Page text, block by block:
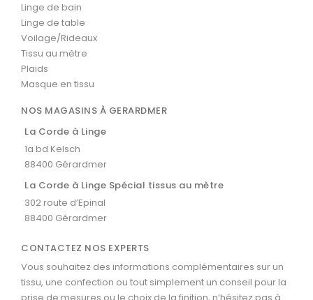
Linge de bain
Linge de table
Voilage/Rideaux
Tissu au mètre
Plaids
Masque en tissu
NOS MAGASINS À GERARDMER
La Corde à Linge
1a bd Kelsch
88400 Gérardmer
La Corde à Linge Spécial tissus au mètre
302 route d’Epinal
88400 Gérardmer
CONTACTEZ NOS EXPERTS
Vous souhaitez des informations complémentaires sur un
tissu, une confection ou tout simplement un conseil pour la